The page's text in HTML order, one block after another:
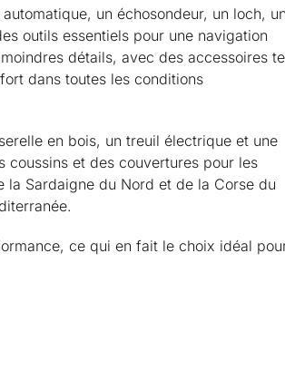
un échosondeur, un loch, un
outils essentiels pour une navigation
détails, avec des accessoires
dans toutes les conditions
en bois, un treuil électrique et une
et des couvertures pour les
Sardaigne du Nord et de la Corse du
ce qui en fait le choix idéal